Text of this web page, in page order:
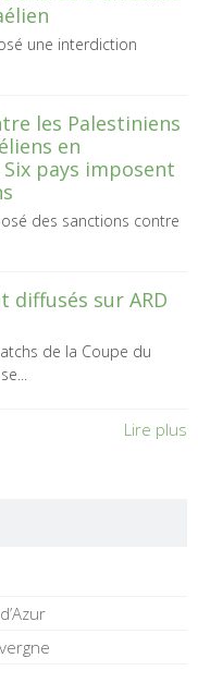
une interdiction
les Palestiniens
en
pays imposent
des sanctions contre
diffusés sur ARD
de la Coupe du
Lire plus